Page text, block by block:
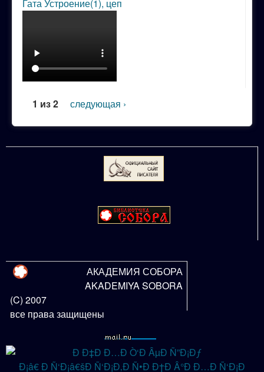
Гата Устроение(1), цеп
1 из 2 следующая ›
АКАДЕМИЯ СОБОРА
AKADEMIYA SOBORA
(C) 2007
все права защищены